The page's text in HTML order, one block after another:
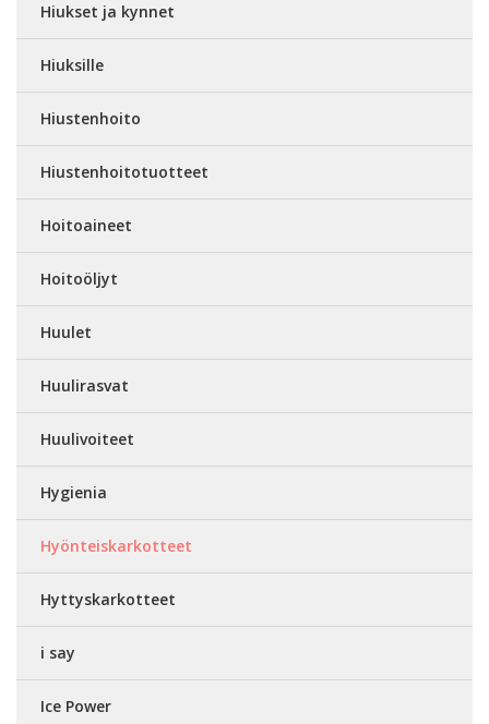
Hiukset ja kynnet
Hiuksille
Hiustenhoito
Hiustenhoitotuotteet
Hoitoaineet
Hoitoöljyt
Huulet
Huulirasvat
Huulivoiteet
Hygienia
Hyönteiskarkotteet
Hyttyskarkotteet
i say
Ice Power